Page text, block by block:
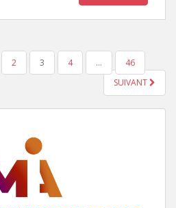
ARTICLES
2 3 4 …
46
SUIVANT